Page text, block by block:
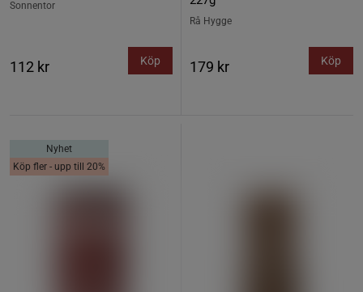
Sonnentor
112 kr Köp
Rå Hygge
179 kr Köp
Nyhet
Köp fler - upp till 20%